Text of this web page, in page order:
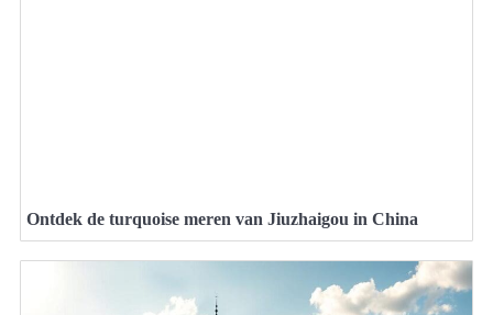
Ontdek de turquoise meren van Jiuzhaigou in China